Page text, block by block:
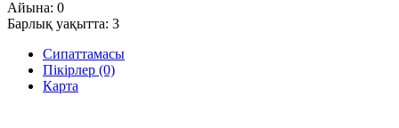
Айына: 0
Барлық уақытта: 3
Сипаттамасы
Пікірлер (0)
Карта